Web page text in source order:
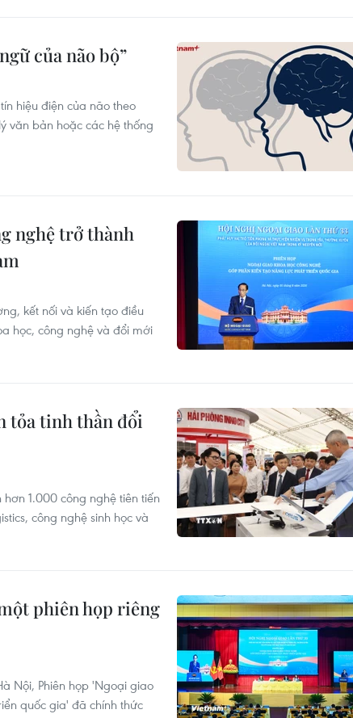
của não bộ”
hiệu điện của não theo
văn bản hoặc các hệ thống
nghệ trở thành
kết nối và kiến tạo điều
học, công nghệ và đổi mới
tỏa tinh thần đổi
1.000 công nghệ tiên tiến
công nghệ sinh học và
phiên họp riêng
Nội, Phiên họp 'Ngoại giao
quốc gia' đã chính thức